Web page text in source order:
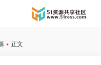
• 正文